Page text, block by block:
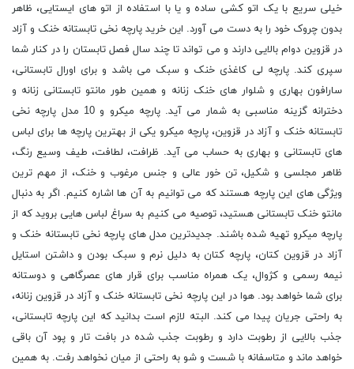
خیلی سریع با یک اتو کشی ساده و یا با استفاده از اتو های ایستایی، ظاهر
بدون چروک خود را به دست می آورد. این خرید پارچه نخی تابستانه خنک و آزاد
در قزوین دوام بالایی دارند و می تواند تا چند سال فصل تابستان را در کنار شما
سپری کند. پارچه لی کاغذی خنک و سبک می باشد و برای اورال تابستانی،
سارافون بهاری و شلوار های خنک زنانه و همین طور مانتو تابستانی زنانه و
دخترانه گزینه مناسبی به شمار می آید. پارچه میکرو و 10 مدل پارچه نخی
تابستانه خنک و آزاد در قزوین، پارچه میکرو یکی از بهترین پارچه ها برای لباس
های تابستانی و بهاری به حساب می آید. ظرافت، لطافت، طیف وسیع رنگ،
ظاهر مجلسی و شکیل، تن خور عالی و جنس مرغوب و خنک، از مهم ترین
ویژگی های این پارچه هستند که می توانیم به آن ها اشاره کنیم. اگر به دنبال
مانتو خنک تابستانی هستید، توصیه می کنیم به سراغ لباس هایی بروید که از
پارچه میکرو تهیه شده باشند. جدیدترین مدل های پارچه نخی تابستانه خنک و
آزاد در قزوین کتان، پارچه کتان به دلیل نرم و سبک بودن و داشتن استایل
نیمه رسمی و کژوال، یک همراه مناسب برای قرار های عصرگاهی و دوستانه
برای شما خواهد بود. هوا در این پارچه نخی تابستانه خنک و آزاد در قزوین زنانه،
به راحتی جریان پیدا می کند. البته لازم است بدانید که این پارچه تابستانی،
جذب بالایی از رطوبت دارد و رطوبت جذب شده در بافت تار و پود آن باقی
خواهد ماند و متاسفانه با شست و شو به راحتی از میان نخواهد رفت. به همین